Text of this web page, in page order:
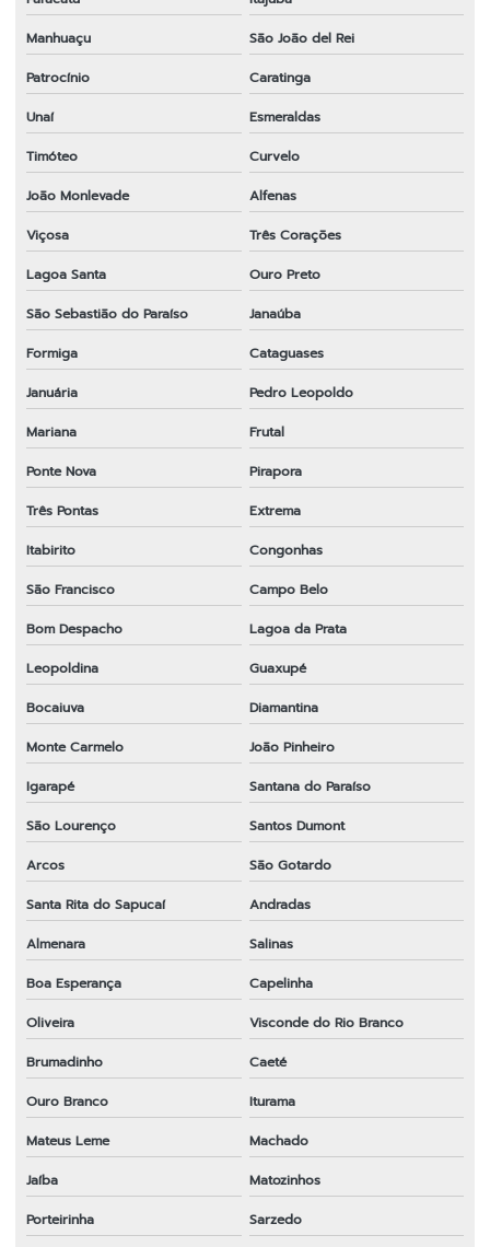
Manhuaçu
São João del Rei
Patrocínio
Caratinga
Unaí
Esmeraldas
Timóteo
Curvelo
João Monlevade
Alfenas
Viçosa
Três Corações
Lagoa Santa
Ouro Preto
São Sebastião do Paraíso
Janaúba
Formiga
Cataguases
Januária
Pedro Leopoldo
Mariana
Frutal
Ponte Nova
Pirapora
Três Pontas
Extrema
Itabirito
Congonhas
São Francisco
Campo Belo
Bom Despacho
Lagoa da Prata
Leopoldina
Guaxupé
Bocaiuva
Diamantina
Monte Carmelo
João Pinheiro
Igarapé
Santana do Paraíso
São Lourenço
Santos Dumont
Arcos
São Gotardo
Santa Rita do Sapucaí
Andradas
Almenara
Salinas
Boa Esperança
Capelinha
Oliveira
Visconde do Rio Branco
Brumadinho
Caeté
Ouro Branco
Iturama
Mateus Leme
Machado
Jaíba
Matozinhos
Porteirinha
Sarzedo